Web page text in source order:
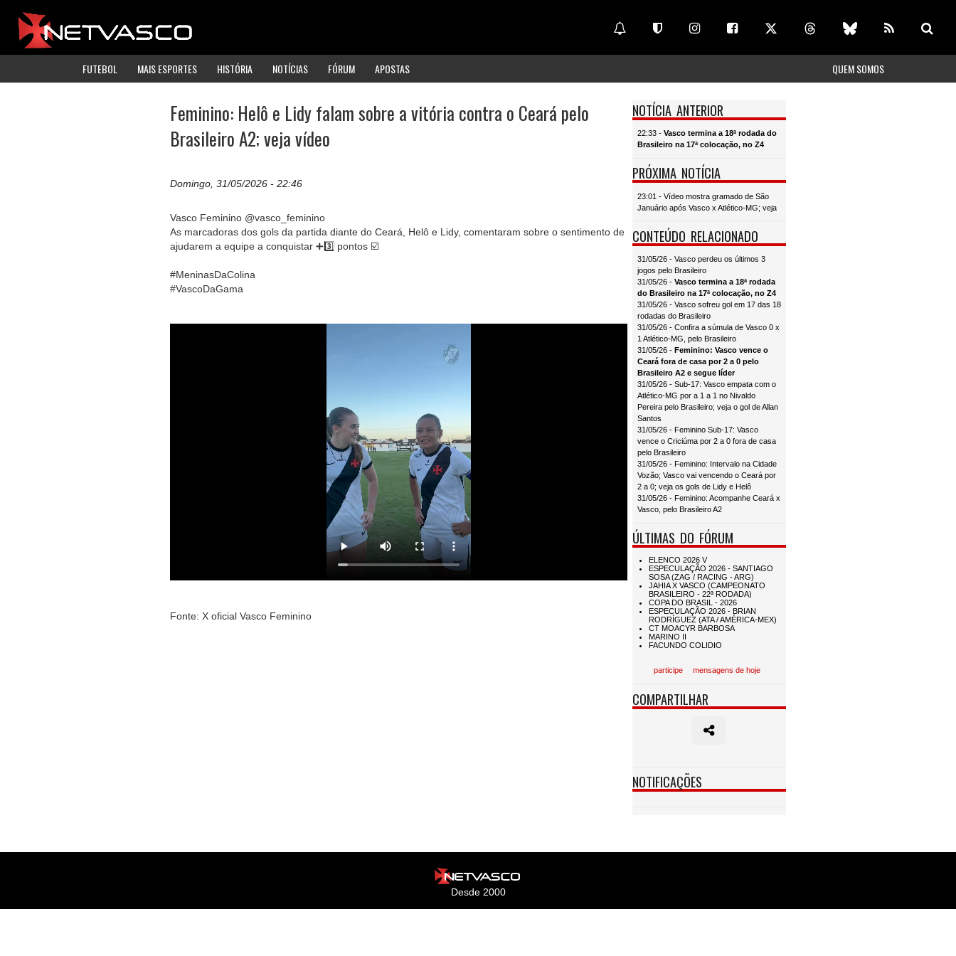
FUTEBOL MAIS ESPORTES HISTÓRIA NOTÍCIAS FÓRUM APOSTAS QUEM SOMOS
Feminino: Helô e Lidy falam sobre a vitória contra o Ceará pelo
Brasileiro A2; veja vídeo
Domingo, 31/05/2026 - 22:46
Vasco Feminino @vasco_feminino
As marcadoras dos gols da partida diante do Ceará, Helô e Lidy, comentaram sobre o sentimento de
ajudarem a equipe a conquistar ➕3️⃣ pontos ☑️
#MeninasDaColina
#VascoDaGama
Fonte: X oficial Vasco Feminino
NOTÍCIA ANTERIOR
22:33 - Vasco termina a 18ª rodada do
Brasileiro na 17ª colocação, no Z4
PRÓXIMA NOTÍCIA
23:01 - Vídeo mostra gramado de São
Januário após Vasco x Atlético-MG; veja
CONTEÚDO RELACIONADO
31/05/26 - Vasco perdeu os últimos 3
jogos pelo Brasileiro
31/05/26 - Vasco termina a 18ª rodada
do Brasileiro na 17ª colocação, no Z4
31/05/26 - Vasco sofreu gol em 17 das 18
rodadas do Brasileiro
31/05/26 - Confira a súmula de Vasco 0 x
1 Atlético-MG, pelo Brasileiro
31/05/26 - Feminino: Vasco vence o
Ceará fora de casa por 2 a 0 pelo
Brasileiro A2 e segue líder
31/05/26 - Sub-17: Vasco empata com o
Atlético-MG por a 1 a 1 no Nivaldo
Pereira pelo Brasileiro; veja o gol de Allan
Santos
31/05/26 - Feminino Sub-17: Vasco
vence o Criciúma por 2 a 0 fora de casa
pelo Brasileiro
31/05/26 - Feminino: Intervalo na Cidade
Vozão; Vasco vai vencendo o Ceará por
2 a 0; veja os gols de Lidy e Helô
31/05/26 - Feminino: Acompanhe Ceará x
Vasco, pelo Brasileiro A2
ÚLTIMAS DO FÓRUM
participe mensagens de hoje
COMPARTILHAR
NOTIFICAÇÕES
Desde 2000